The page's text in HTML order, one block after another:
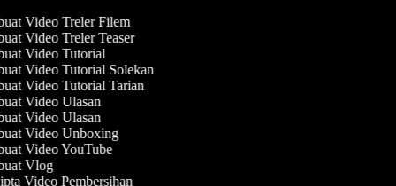
Video Treler Filem
Video Treler Teaser
Video Tutorial
Video Tutorial Solekan
Video Tutorial Tarian
Video Ulasan
Video Ulasan
Video Unboxing
Video YouTube
Vlog
Video Pembersihan